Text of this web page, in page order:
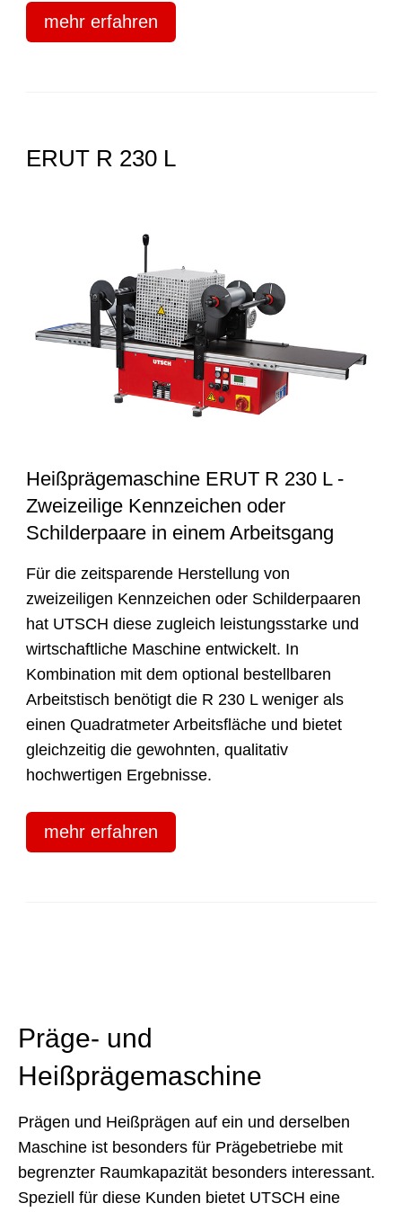
mehr erfahren
ERUT R 230 L
Heißprägemaschine ERUT R 230 L -
Zweizeilige Kennzeichen oder
Schilderpaare in einem Arbeitsgang
Für die zeitsparende Herstellung von
zweizeiligen Kennzeichen oder Schilderpaaren
hat UTSCH diese zugleich leistungsstarke und
wirtschaftliche Maschine entwickelt. In
Kombination mit dem optional bestellbaren
Arbeitstisch benötigt die R 230 L weniger als
einen Quadratmeter Arbeitsfläche und bietet
gleichzeitig die gewohnten, qualitativ
hochwertigen Ergebnisse.
mehr erfahren
Präge- und
Heißprägemaschine
Prägen und Heißprägen auf ein und derselben
Maschine ist besonders für Prägebetriebe mit
begrenzter Raumkapazität besonders interessant.
Speziell für diese Kunden bietet UTSCH eine